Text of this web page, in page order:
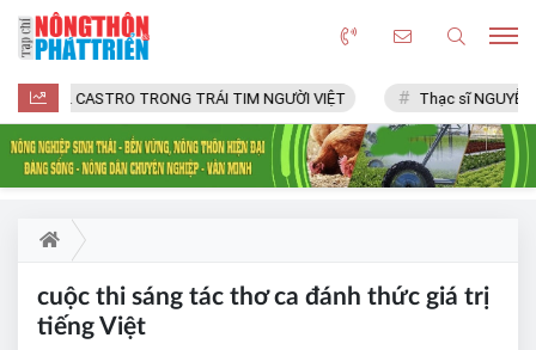
FIDEL CASTRO TRONG TRÁI TIM NGƯỜI VIỆT Thạc sĩ NGUYỄN
cuộc thi sáng tác thơ ca đánh thức giá trị
tiếng Việt